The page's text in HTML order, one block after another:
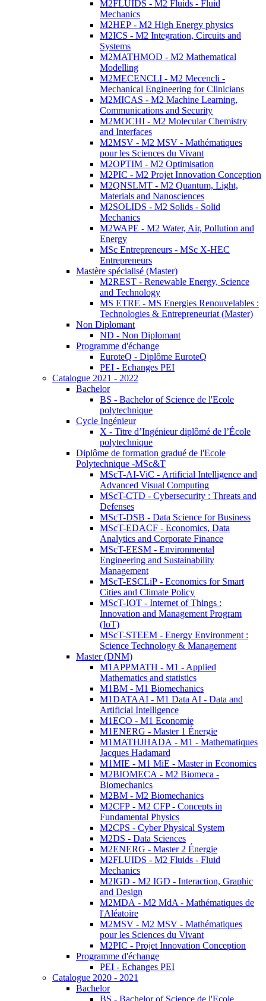
M2FLUIDS - M2 Fluids - Fluid
Mechanics
M2HEP - M2 High Energy physics
M2ICS - M2 Integration, Circuits and
Systems
M2MATHMOD - M2 Mathematical
Modelling
M2MECENCLI - M2 Mecencli -
Mechanical Engineering for Clinicians
M2MICAS - M2 Machine Learning,
Communications and Security
M2MOCHI - M2 Molecular Chemistry
and Interfaces
M2MSV - M2 MSV - Mathématiques
pour les Sciences du Vivant
M2OPTIM - M2 Optimisation
M2PIC - M2 Projet Innovation Conception
M2QNSLMT - M2 Quantum, Light,
Materials and Nanosciences
M2SOLIDS - M2 Solids - Solid
Mechanics
M2WAPE - M2 Water, Air, Pollution and
Energy
MSc Entrepreneurs - MSc X-HEC
Entrepreneurs
Mastère spécialisé (Master)
M2REST - Renewable Energy, Science
and Technology
MS ETRE - MS Energies Renouvelables :
Technologies & Entrepreneuriat (Master)
Non Diplomant
ND - Non Diplomant
Programme d'échange
EuroteQ - Diplôme EuroteQ
PEI - Echanges PEI
Catalogue 2021 - 2022
Bachelor
BS - Bachelor of Science de l'Ecole
polytechnique
Cycle Ingénieur
X - Titre d’Ingénieur diplômé de l’École
polytechnique
Diplôme de formation gradué de l'Ecole
Polytechnique -MSc&T
MScT-AI-ViC - Artificial Intelligence and
Advanced Visual Computing
MScT-CTD - Cybersecurity : Threats and
Defenses
MScT-DSB - Data Science for Business
MScT-EDACF - Economics, Data
Analytics and Corporate Finance
MScT-EESM - Environmental
Engineering and Sustainability
Management
MScT-ESCLiP - Economics for Smart
Cities and Climate Policy
MScT-IOT - Internet of Things :
Innovation and Management Program
(IoT)
MScT-STEEM - Energy Environment :
Science Technology & Management
Master (DNM)
M1APPMATH - M1 - Applied
Mathematics and statistics
M1BM - M1 Biomechanics
M1DATAAI - M1 Data AI - Data and
Artificial Intelligence
M1ECO - M1 Economie
M1ENERG - Master 1 Énergie
M1MATHJHADA - M1 - Mathematiques
Jacques Hadamard
M1MIE - M1 MiE - Master in Economics
M2BIOMECA - M2 Biomeca -
Biomechanics
M2BM - M2 Biomechanics
M2CFP - M2 CFP - Concepts in
Fundamental Physics
M2CPS - Cyber Physical System
M2DS - Data Sciences
M2ENERG - Master 2 Énergie
M2FLUIDS - M2 Fluids - Fluid
Mechanics
M2IGD - M2 IGD - Interaction, Graphic
and Design
M2MDA - M2 MdA - Mathématiques de
l'Aléatoire
M2MSV - M2 MSV - Mathématiques
pour les Sciences du Vivant
M2PIC - Projet Innovation Conception
Programme d'échange
PEI - Echanges PEI
Catalogue 2020 - 2021
Bachelor
BS - Bachelor of Science de l'Ecole